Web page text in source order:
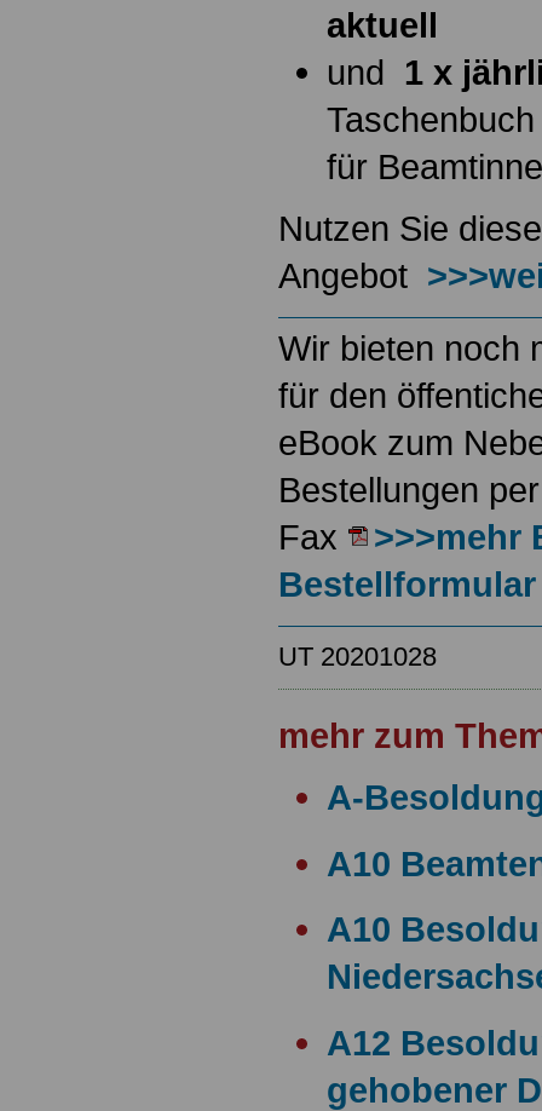
aktuell
und 1 x
Taschenbuch
für
Nutzen Sie
Angebot
Wir bieten noch
für den
eBook zum
Bestellungen
Fax
>>>mehr
Bestellformular
UT 20201028
mehr zum
A-
A10
A10
A12
gehobener